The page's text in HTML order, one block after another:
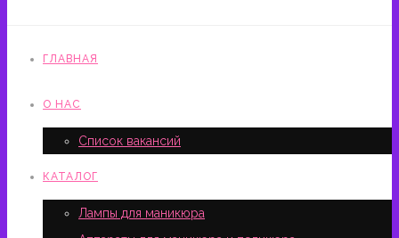
ГЛАВНАЯ
О НАС
Список вакансий
КАТАЛОГ
Лампы для маникюра